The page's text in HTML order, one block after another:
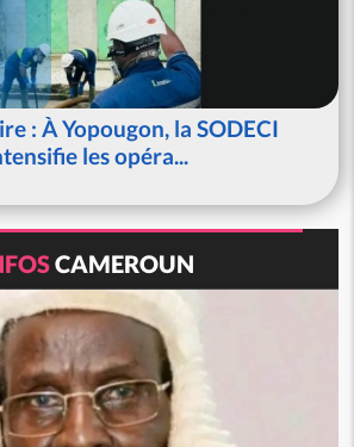
: À Yopougon, la SODECI
les opéra...
CAMEROUN